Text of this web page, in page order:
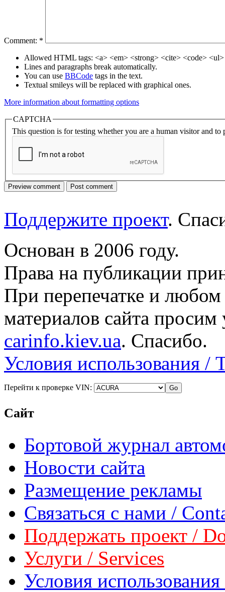
Comment: *
Allowed HTML tags: <a> <em> <strong> <cite> <code>
Lines and paragraphs break automatically.
You can use BBCode tags in the text.
Textual smileys will be replaced with graphical ones.
More information about formatting options
CAPTCHA
This question is for testing whether you are a human visitor and to
Поддержите проект.
Основан в 2006 году.
Права на публикации
При перепечатке и
материалов сайта просим
carinfo.kiev.ua. Спасибо.
Условия использования /
Перейти к проверке VIN:
Сайт
Бортовой журнал
Новости сайта
Размещение рекламы
Связаться с нами /
Поддержать проект /
Услуги / Services
Условия